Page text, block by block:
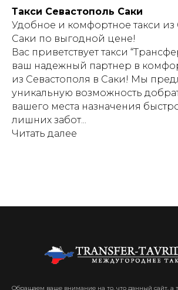
Такси Севастополь Саки
Удобное и комфортное такси из
Саки по выгодной цене!
Вас приветствует такси
ваш надежный партнер в
из Севастополя в Саки! Мы
уникальную возможность
вашего места назначения
лишних забот...
Читать далее
Обращаем ваше внимание на то, что данный сайт, а